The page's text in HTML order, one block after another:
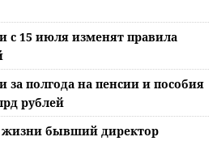
с 15 июля изменят правила
за полгода на пенсии и пособия
рублей
жизни бывший директор